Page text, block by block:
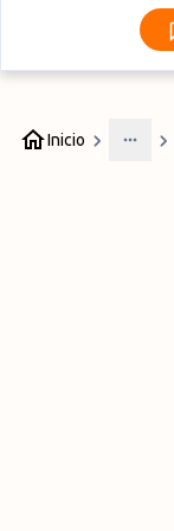
Inicio
More